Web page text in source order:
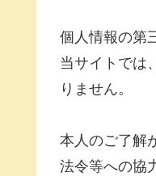
個人情報の第
当サイトでは
りません。
本人のご了解
法令等への協